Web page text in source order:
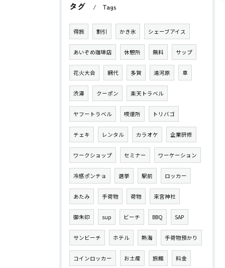
タグ Tags
得旅 割引 かき氷 シェーブアイス
あいぞめ珈琲店 休憩所 無料 サップ
花火大会 網代 多賀 湯河原 車
渋滞 クーポン 楽天トラベル
ヤフートラベル 喫煙所 トリバゴ
チェキ レンタル カラオケ 企業研修
ワークショップ セミナー ワーケーション
冷感ポンチョ 選挙 駅前 ロッカー
あたみ 手荷物 荷物 来宮神社
御朱印 sup ビーチ BBQ SAP
サンビーチ ホテル 熱海 手荷物預かり
コインロッカー お土産 旅館 料金